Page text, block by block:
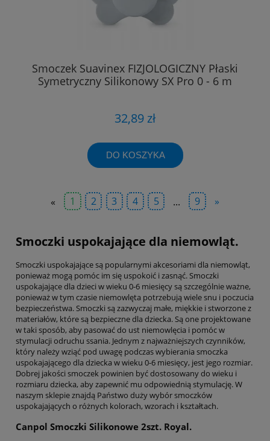
Smoczek Suavinex FIZJOLOGICZNY Płaski
Symetryczny Silikonowy SX Pro 0 - 6 m
32,89 zł
DO KOSZYKA
« 1 2 3 4 5 ... 9 »
Smoczki uspokajające dla niemowląt.
Smoczki uspokajające są popularnymi akcesoriami dla niemowląt,
ponieważ mogą pomóc im się uspokoić i zasnąć. Smoczki
uspokajające dla dzieci w wieku 0-6 miesięcy są szczególnie ważne,
ponieważ w tym czasie niemowlęta potrzebują wiele snu i poczucia
bezpieczeństwa. Smoczki są zazwyczaj małe, miękkie i stworzone z
materiałów, które są bezpieczne dla dziecka. Są one projektowane
w taki sposób, aby pasować do ust niemowlęcia i pomóc w
stymulacji odruchu ssania. Jednym z najważniejszych czynników,
który należy wziąć pod uwagę podczas wybierania smoczka
uspokajającego dla dziecka w wieku 0-6 miesięcy, jest jego rozmiar.
Dobrej jakości smoczek powinien być dostosowany do wieku i
rozmiaru dziecka, aby zapewnić mu odpowiednią stymulację. W
naszym sklepie znajdą Państwo duży wybór smoczków
uspokajających o różnych kolorach, wzorach i kształtach.
Canpol Smoczki Silikonowe 2szt. Royal.